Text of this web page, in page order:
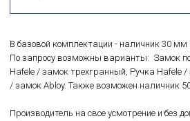
В базовой комплектации - наличник 30
По запросу возможны варианты: Замок
Hafele / замок трехгранный, Ручка Hafele
/ замок Abloy. Также возможен наличник
Производитель на свое усмотрение и без